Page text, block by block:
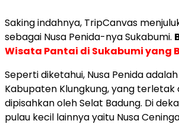
Saking indahnya, TripCanvas
sebagai Nusa Penida-nya Sukabumi.
Wisata Pantai di Sukabumi yang
Seperti diketahui, Nusa Penida
Kabupaten Klungkung, yang terletak
dipisahkan oleh Selat Badung. Di
pulau kecil lainnya yaitu Nusa